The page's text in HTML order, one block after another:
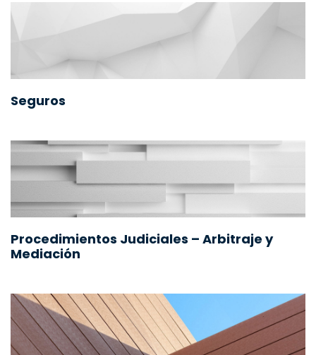
Seguros
Procedimientos Judiciales – Arbitraje y
Mediación